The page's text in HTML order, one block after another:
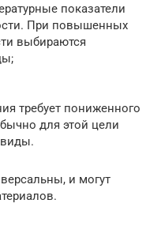
показатели
При повышенных
выбираются
требует пониженного
для этой цели
и могут